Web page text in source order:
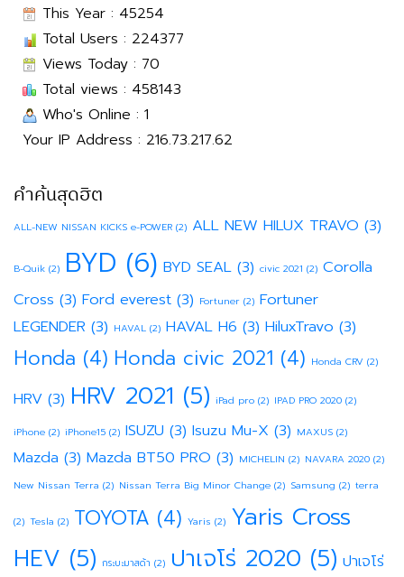
This Year : 45254
Total Users : 224377
Views Today : 70
Total views : 458143
Who's Online : 1
Your IP Address : 216.73.217.62
คำค้นสุดฮิต
ALL-NEW NISSAN KICKS e-POWER (2) ALL NEW HILUX TRAVO (3)
B-Quik (2) BYD (6) BYD SEAL (3) civic 2021 (2) Corolla
Cross (3) Ford everest (3) Fortuner (2) Fortuner
LEGENDER (3) HAVAL (2) HAVAL H6 (3) HiluxTravo (3)
Honda (4) Honda civic 2021 (4) Honda CRV (2)
HRV (3) HRV 2021 (5) iPad pro (2) IPAD PRO 2020 (2)
iPhone (2) iPhone15 (2) ISUZU (3) Isuzu Mu-X (3) MAXUS (2)
Mazda (3) Mazda BT50 PRO (3) MICHELIN (2) NAVARA 2020 (2)
New Nissan Terra (2) Nissan Terra Big Minor Change (2) Samsung (2) terra
(2) Tesla (2) TOYOTA (4) Yaris (2) Yaris Cross
HEV (5) กระบะมาสด้า (2) ปาเจโร่ 2020 (5) ปาเจโร่